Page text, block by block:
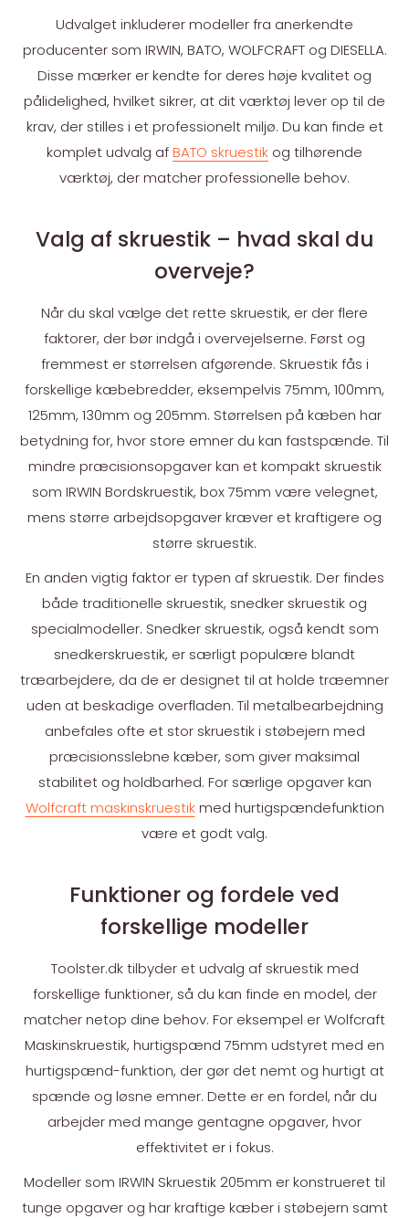
Udvalget inkluderer modeller fra anerkendte
producenter som IRWIN, BATO, WOLFCRAFT og DIESELLA.
Disse mærker er kendte for deres høje kvalitet og
pålidelighed, hvilket sikrer, at dit værktøj lever op til de
krav, der stilles i et professionelt miljø. Du kan finde et
komplet udvalg afBATO skruestik og tilhørende
værktøj, der matcher professionelle behov.
Valg af skruestik – hvad skal du
overveje?
Når du skal vælge det rette skruestik, er der flere
faktorer, der bør indgå i overvejelserne. Først og
fremmest er størrelsen afgørende. Skruestik fås i
forskellige kæbebredder, eksempelvis 75mm, 100mm,
125mm, 130mm og 205mm. Størrelsen på kæben har
betydning for, hvor store emner du kan fastspænde. Til
mindre præcisionsopgaver kan et kompakt skruestik
som IRWIN Bordskruestik, box 75mm være velegnet,
mens større arbejdsopgaver kræver et kraftigere og
større skruestik.
En anden vigtig faktor er typen af skruestik. Der findes
både traditionelle skruestik, snedker skruestik og
specialmodeller. Snedker skruestik, også kendt som
snedkerskruestik, er særligt populære blandt
træarbejdere, da de er designet til at holde træemner
uden at beskadige overfladen. Til metalbearbejdning
anbefales ofte et stor skruestik i støbejern med
præcisionsslebne kæber, som giver maksimal
stabilitet og holdbarhed. For særlige opgaver kan
Wolfcraft maskinskruestikmed hurtigspændefunktion
være et godt valg.
Funktioner og fordele ved
forskellige modeller
Toolster.dk tilbyder et udvalg af skruestik med
forskellige funktioner, så du kan finde en model, der
matcher netop dine behov. For eksempel er Wolfcraft
Maskinskruestik, hurtigspænd 75mm udstyret med en
hurtigspænd-funktion, der gør det nemt og hurtigt at
spænde og løsne emner. Dette er en fordel, når du
arbejder med mange gentagne opgaver, hvor
effektivitet er i fokus.
Modeller som IRWIN Skruestik 205mm er konstrueret til
tunge opgaver og har kraftige kæber i støbejern samt